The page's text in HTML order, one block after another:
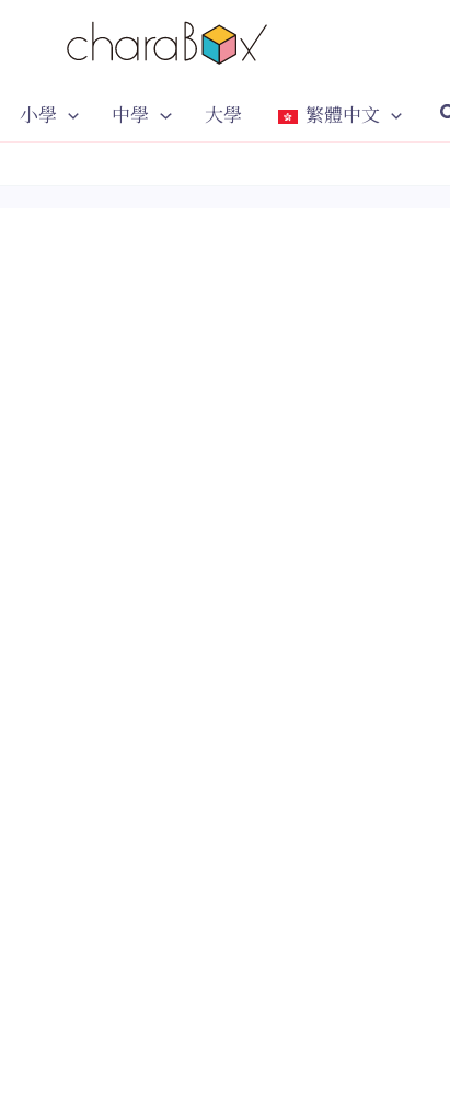
小學 中學 大學 繁體中文